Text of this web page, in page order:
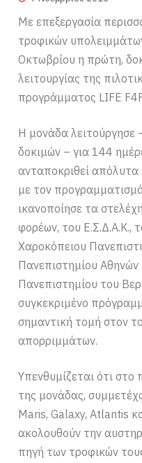
Με επεξεργασία
τροφικών
Οκτωβρίου η πρώτη,
λειτουργίας της
προγράμματος LIFE
Η μονάδα λειτούργησε
δοκιμών – για 144
ανταποκριθεί απόλυτα
με τον
ικανοποίησε τα
φορέων, του Ε.Σ.Δ.Α.Κ.,
Χαροκόπειου
Πανεπιστημίου Αθηνών
Πανεπιστημίου του
συγκεκριμένο
σημαντική τομή στον
απορριμμάτων.
Υπενθυμίζεται ότι στο
της μονάδας,
Maris, Galaxy, Atlantis
ακολουθούν την
πηγή των τροφικών